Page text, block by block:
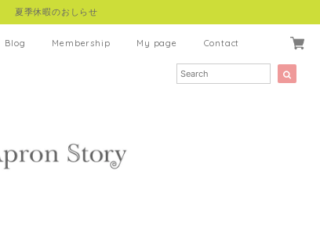
夏季休暇のおしらせ
Blog Membership My page Contact